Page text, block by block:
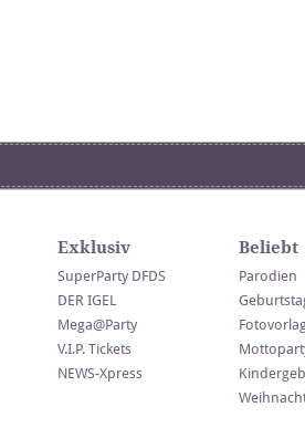
Exklusiv
SuperParty DFDS
DER IGEL
Mega@Party
V.I.P. Tickets
NEWS-Xpress
Beliebt
Parodien